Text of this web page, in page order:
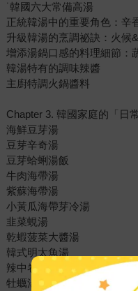
˙韓國六大常備高湯
正統韓湯中的重要角色：辛
升級韓湯的烹調祕訣：火候
增添湯鍋口感的料理細節：
韓湯特有的調味辣醬
主廚特調火鍋醬料
Chapter 3. 韓國家庭的「日
海鮮豆芽湯
豆芽辛奇湯
豆芽蛤蜊湯飯
牛肉海帶湯
紫蘇海帶湯
小黃瓜海帶芽冷湯
韭菜蜆湯
乾蝦菠菜大醬湯
韓式明太魚湯
辣中卷櫛瓜湯
牡蠣湯飯